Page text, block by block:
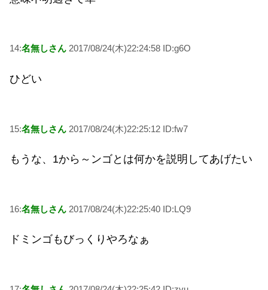
14:名無しさん 2017/08/24(木)22:24:58 ID:g6O
ひどい
15:名無しさん 2017/08/24(木)22:25:12 ID:fw7
もうな、1から～ンゴとは何かを説明してあげたい
16:名無しさん 2017/08/24(木)22:25:40 ID:LQ9
ドミンゴもびっくりやろなぁ